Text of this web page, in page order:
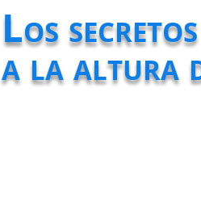
Los
a la altura